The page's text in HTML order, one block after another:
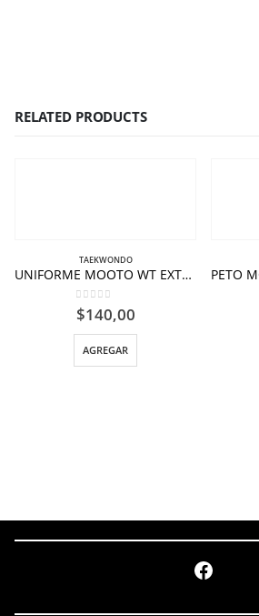
RELATED PRODUCTS
TAEKWONDO
UNIFORME MOOTO WT EXTERA S5.
0out of 5
$140,00
AGREGAR
Facebook